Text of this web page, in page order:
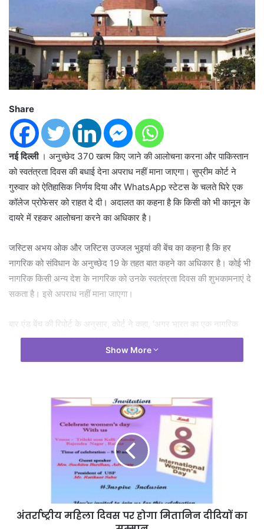
Share
नई दिल्‍ली । अनुच्छेद 370 खत्म किए जाने की आलोचना करना और पाकिस्तान
को स्वतंत्रता दिवस की बधाई देना अपराध नहीं माना जाएगा। सुप्रीम कोर्ट ने
गुरुवार को ऐतिहासिक निर्णय दिया और WhatsApp स्टेटस के चलते घिरे एक
कॉलेज प्रोफेसर को राहत दे दी। अदालत का कहना है कि किसी को भी कानून के
दायरे में रहकर आलोचना करने का अधिकार है।
जस्टिस अभय ओक और जस्टिस उज्जल भुइयां की बेंच का कहना है कि हर
नागरिक को संविधान के अनुच्छेद 19 के तहत बात कहने का अधिकार है। कोई भी
नागरिक किसी अन्य देश के नागरिक को उनके स्वतंत्रता दिवस की शुभकामनाएं दे
सकता है। इसे अपराध नहीं माना जाएगा।
बार एंड बेंच की रिपोर्ट के अनुसार, कोर्ट ने कहा, ‘अगर भारत का एक नागरिक
पाकिस्तान के नागरिकों को 14 अगस्त को उनके स्वतंत्रता दिवस पर बधाई देता है,
तो इसमें कुछ भी गलत नहीं है। यह सद्भावना का प्रतीक है। अपीलकर्ता के उद्देश्यों
अनुच्छेद 370 पाकिस्तान को आजादी सुप्रीम कोर्ट
Show More
अंतर्राष्ट्रीय महिला दिवस पर होगा मितानिन दीदियों का